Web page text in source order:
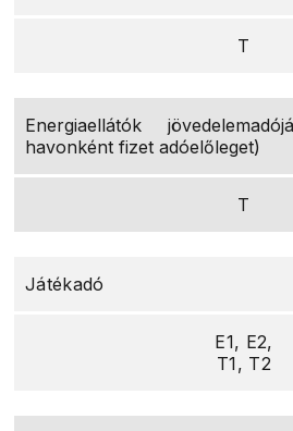
T
Energiaellátók
havonként fizet adóelőleget)
T
Játékadó
E1, E2,
T1, T2